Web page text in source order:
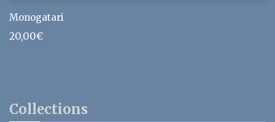
Collections
Monogatari
20,00€